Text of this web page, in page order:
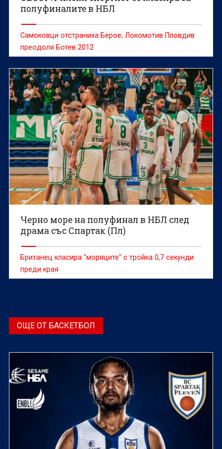
полуфиналите в НБЛ
Самоковци отстраниха Берое, Локомотив Пловдив
преодоля Ботев 2012
Черно море на полуфинал в НБЛ след
драма със Спартак (Пл)
Британец класира "моряците" с тройка 0,7 секунди
преди края
ОЩЕ ОТ БАСКЕТБОЛ